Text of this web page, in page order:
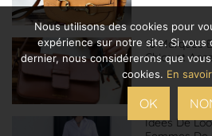
10 Marques
Chics et
Idées De
Nous utilisons des cookies pour
expérience sur notre site. Si vous
dernier, nous considérerons que
cookies. En
OK